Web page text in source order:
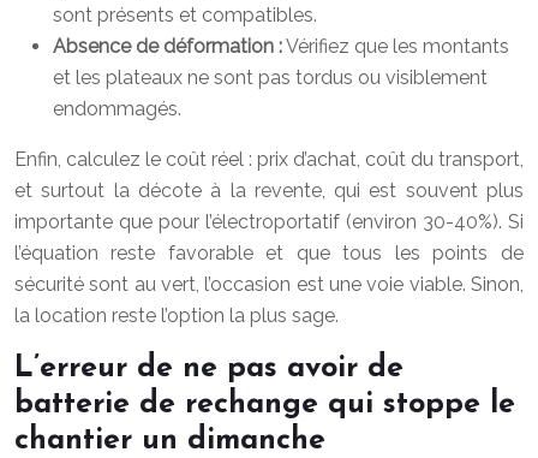
sont présents et compatibles.
Absence de déformation :Vérifiez que les montants
et les plateaux ne sont pas tordus ou visiblement
endommagés.
Enfin, calculez le coût réel : prix d’achat, coût du transport,
et surtout la décote à la revente, qui est souvent plus
importante que pour l’électroportatif (environ 30-40%). Si
l’équation reste favorable et que tous les points de
sécurité sont au vert, l’occasion est une voie viable. Sinon,
la location reste l’option la plus sage.
L’erreur de ne pas avoir de
batterie de rechange qui stoppe le
chantier un dimanche